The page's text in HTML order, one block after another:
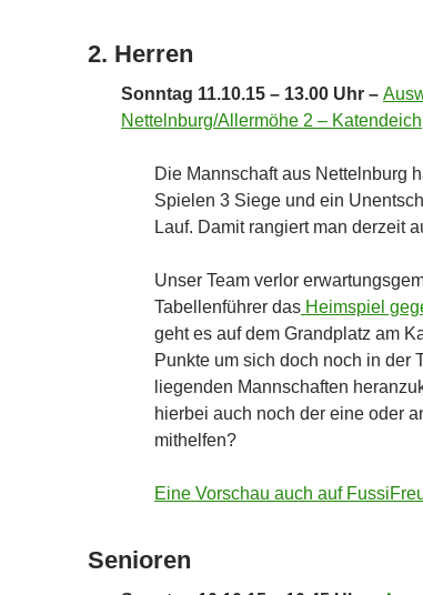
2. Herren
Sonntag 11.10.15 – 13.00 Uhr –
Nettelnburg/Allermöhe 2 – Katendeich
Die Mannschaft aus Nettelnburg
Spielen 3 Siege und ein
Lauf. Damit rangiert man derzeit
Unser Team verlor
Tabellenführer das Heimspiel
geht es auf dem Grandplatz am
Punkte um sich doch noch in der
liegenden Mannschaften
hierbei auch noch der eine oder
mithelfen?
Eine Vorschau auch auf
Senioren